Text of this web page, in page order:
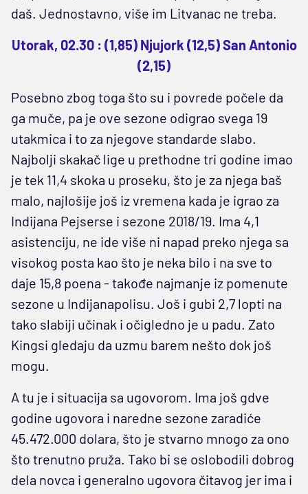
daš. Jednostavno, više im Litvanac ne treba.
Utorak, 02.30 : (1,85) Njujork (12,5) San Antonio
(2,15)
Posebno zbog toga što su i povrede počele da
ga muče, pa je ove sezone odigrao svega 19
utakmica i to za njegove standarde slabo.
Najbolji skakač lige u prethodne tri godine imao
je tek 11,4 skoka u proseku, što je za njega baš
malo, najlošije još iz vremena kada je igrao za
Indijana Pejserse i sezone 2018/19. Ima 4,1
asistenciju, ne ide više ni napad preko njega sa
visokog posta kao što je neka bilo i na sve to
daje 15,8 poena - takođe najmanje iz pomenute
sezone u Indijanapolisu. Još i gubi 2,7 lopti na
tako slabiji učinak i očigledno je u padu. Zato
Kingsi gledaju da uzmu barem nešto dok još
mogu.
A tu je i situacija sa ugovorom. Ima još gdve
godine ugovora i naredne sezone zaradiće
45.472.000 dolara, što je stvarno mnogo za ono
što trenutno pruža. Tako bi se oslobodili dobrog
dela novca i generalno ugovora čitavog jer ima i